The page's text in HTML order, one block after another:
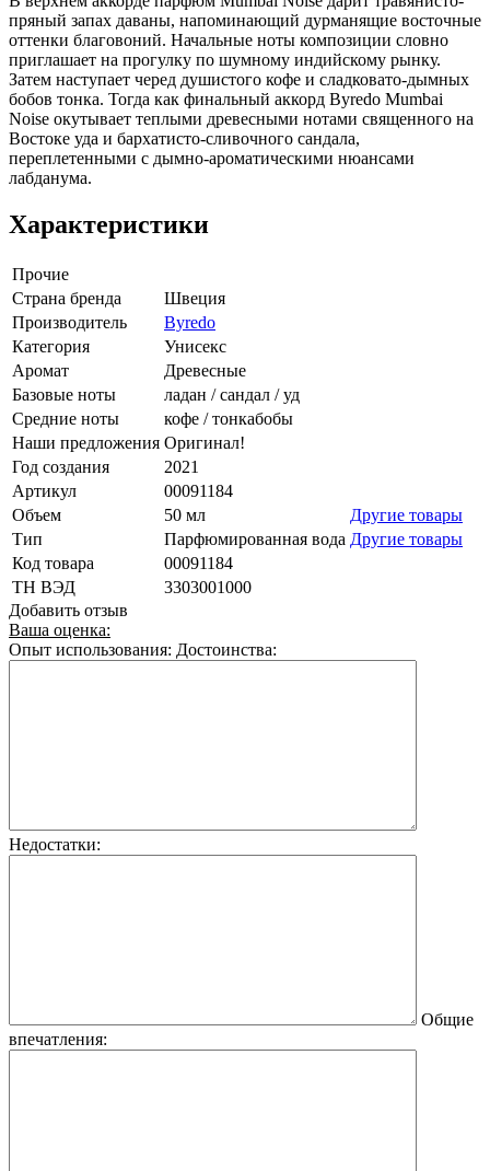
пряный запах даваны, напоминающий дурманящие восточные
оттенки благовоний. Начальные ноты композиции словно
приглашает на прогулку по шумному индийскому рынку.
Затем наступает черед душистого кофе и сладковато-дымных
бобов тонка. Тогда как финальный аккорд Byredo Mumbai
Noise окутывает теплыми древесными нотами священного на
Востоке уда и бархатисто-сливочного сандала,
переплетенными с дымно-ароматическими нюансами
лабданума.
Характеристики
Прочие
Страна бренда
Швеция
Производитель
Byredo
Категория
Унисекс
Аромат
Древесные
Базовые ноты
ладан / сандал / уд
Средние ноты
кофе / тонкабобы
Наши предложения Оригинал!
Год создания
2021
Артикул
00091184
Объем
50 мл
Другие товары
Тип
Парфюмированная вода Другие товары
Код товара
00091184
ТН ВЭД
3303001000
Добавить отзыв
Ваша оценка:
Опыт использования: Достоинства:
Недостатки:
Общие
впечатления: